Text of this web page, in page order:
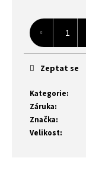
Kategorie:
Záruka:
Značka:
Velikost:
Zeptat se